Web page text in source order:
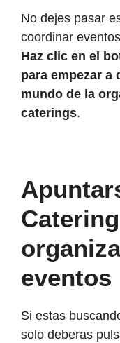
No dejes pasar
coordinar
Haz clic en el
para empezar a
mundo de la
caterings.
eventos
Si estas
solo deberas